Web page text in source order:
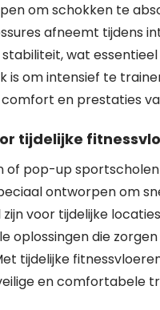
om schokken te
afneemt tijdens
wat
is om intensief te
en prestaties
tijdelijke
of pop-up
ontworpen om
voor tijdelijke
oplossingen die
tijdelijke
en comfortabele